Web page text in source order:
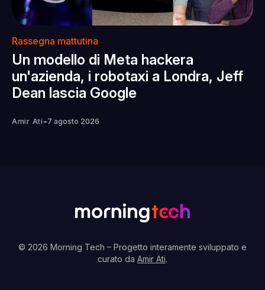
Rassegna mattutina
Un modello di Meta hackera
un'azienda, i robotaxi a Londra, Jeff
Dean lascia Google
Amir Ati -7 agosto 2026
© 2026 Morning Tech – Progetto interamente sviluppato e
curato da Amir Ati.